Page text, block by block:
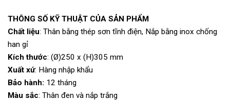
THÔNG SỐ KỸ THUẬT CỦA SẢN PHẨM
Chất liệu: Thân bằng thép sơn tĩnh điện, Nắp bằng inox chống
han gỉ
Kích thước: (Ø)250 x (H)305 mm
Xuất xứ: Hàng nhập khẩu
Bảo hành: 12 tháng
Màu sắc: Thân đen và nắp trắng